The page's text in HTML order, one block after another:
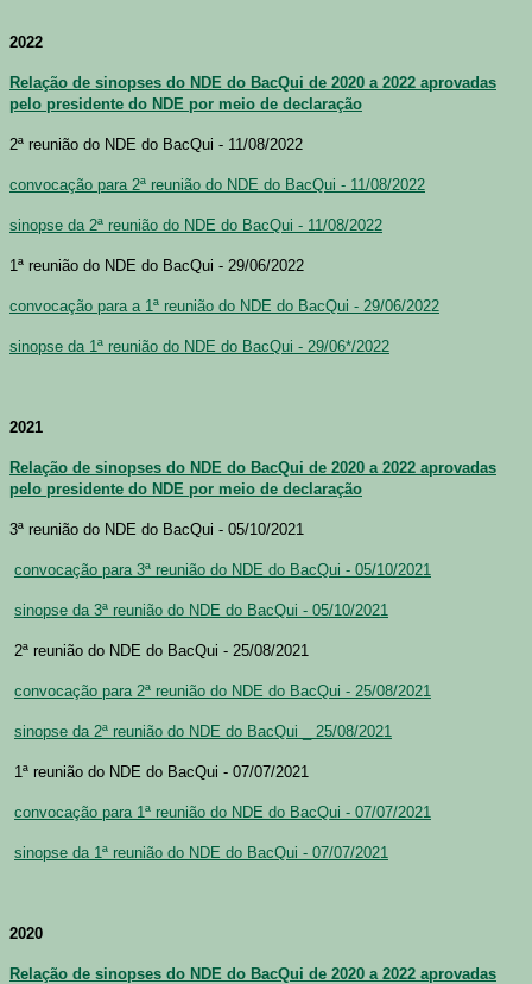
2022
Relação de sinopses do NDE do BacQui de 2020 a 2022 aprovadas
pelo presidente do NDE por meio de declaração
2ª reunião do NDE do BacQui - 11/08/2022
convocação para 2ª reunião do NDE do BacQui - 11/08/2022
sinopse da 2ª reunião do NDE do BacQui - 11/08/2022
1ª reunião do NDE do BacQui - 29/06/2022
convocação para a 1ª reunião do NDE do BacQui - 29/06/2022
sinopse da 1ª reunião do NDE do BacQui - 29/06*/2022
2021
Relação de sinopses do NDE do BacQui de 2020 a 2022 aprovadas
pelo presidente do NDE por meio de declaração
3ª reunião do NDE do BacQui - 05/10/2021
convocação para 3ª reunião do NDE do BacQui - 05/10/2021
sinopse da 3ª reunião do NDE do BacQui - 05/10/2021
2ª reunião do NDE do BacQui - 25/08/2021
convocação para 2ª reunião do NDE do BacQui - 25/08/2021
sinopse da 2ª reunião do NDE do BacQui _ 25/08/2021
1ª reunião do NDE do BacQui - 07/07/2021
convocação para 1ª reunião do NDE do BacQui - 07/07/2021
sinopse da 1ª reunião do NDE do BacQui - 07/07/2021
2020
Relação de sinopses do NDE do BacQui de 2020 a 2022 aprovadas